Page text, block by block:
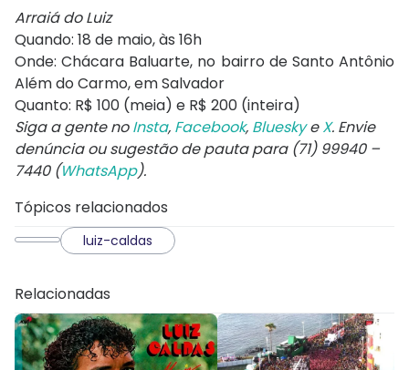
Arraiá do Luiz
Quando: 18 de maio, às 16h
Onde: Chácara Baluarte, no bairro de Santo Antônio
Além do Carmo, em Salvador
Quanto: R$ 100 (meia) e R$ 200 (inteira)
Siga a gente noInsta, Facebook, BlueskyeX. Envie
denúncia ou sugestão de pauta para (71) 99940 –
7440 (WhatsApp).
Tópicos relacionados
luiz-caldas
Relacionadas